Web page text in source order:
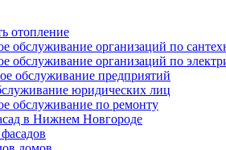
отопление
обслуживание организаций по
обслуживание организаций по
обслуживание предприятий
юридических лиц
обслуживание по ремонту
в Нижнем Новгороде